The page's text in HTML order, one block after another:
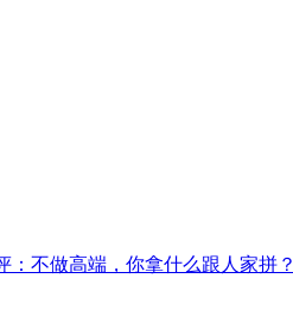
：不做高端，你拿什么跟人家拼？